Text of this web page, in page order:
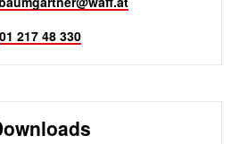
01 217 48 330